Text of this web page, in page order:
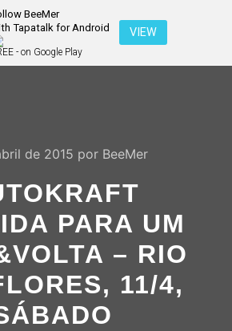
BeeMer
Tapatalk for Android
- on Google Play
VIEW
de 2015 por BeeMer
PARA UM
– RIO
11/4,